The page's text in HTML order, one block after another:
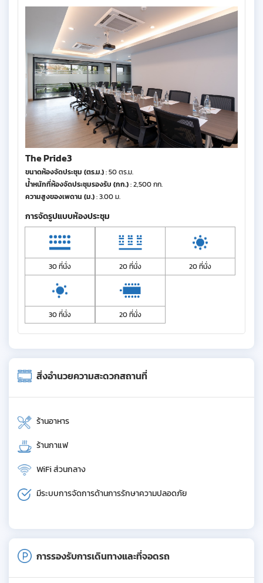
The Pride3
ขนาดห้องจัดประชุม (ตร.ม.): 50 ตร.ม.
น้ำหนักที่ห้องจัดประชุมรองรับ (กก.): 2,500 กก.
ความสูงของเพดาน (ม.): 3.00 ม.
การจัดรูปแบบห้องประชุม
30 ที่นั่ง 20 ที่นั่ง 20 ที่นั่ง
30 ที่นั่ง 20 ที่นั่ง
สิ่งอำนวยความสะดวกสถานที่
ร้านอาหาร
ร้านกาแฟ
WiFi ส่วนกลาง
มีระบบการจัดการด้านการรักษาความปลอดภัย
การรองรับการเดินทางและที่จอดรถ